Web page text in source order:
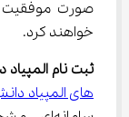
صورت موفقیت
خواهند کرد.
ثبت نام
های المپیاد